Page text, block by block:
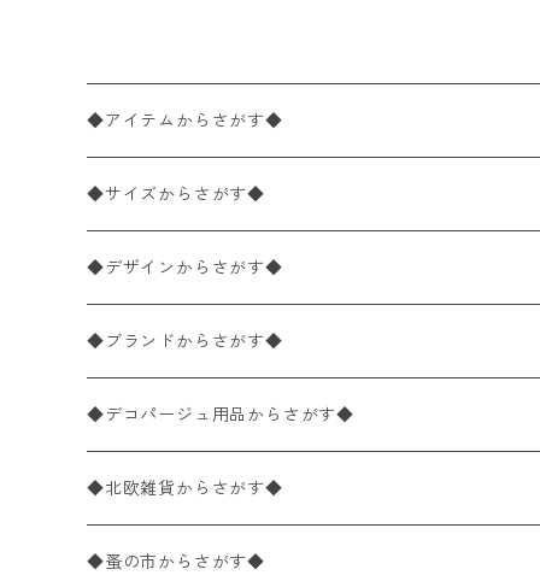
◆アイテムからさがす◆
ペーパーナプキン2枚バラ売り
ペーパーナプキン1枚バラ売り
ペーパーナプキン20枚入りパック
ペーパーナプキン10枚入りパック
ライスペーパー
ペーパーリネンナプキン
◆サイズからさがす◆
33×33cm（ランチサイズ）
バラ売り
パック売り
25×25cm（カクテルサイズ）
バラ売り
パック売り
40×40cm（ディナーサイズ）
バラ売り
パック売り
21×21cm（ポケットサイズ）
バラ売り
33cm（ラウンド）
◆デザインからさがす◆
花柄
植物・グリーン柄
動物・鳥・昆虫・蝶柄
海・魚柄
◆ブランドからさがす◆
ドイツ製 IHR/イア
ランチサイズ
カクテルサイズ
ドイツ製 Ambiente/アンビエンテ
ランチサイズ
ドイツ製 Paperproducts Design
◆デコパージュ用品からさがす◆
デコパージュ液
デコパージュ下地
◆北欧雑貨からさがす◆
シリコンモールド
◆蚤の市からさがす◆